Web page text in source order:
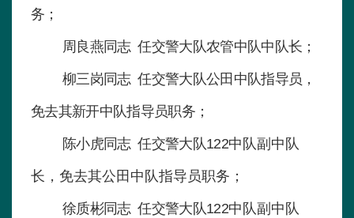
务；
周良燕同志 任交警大队农管中队中队长；
柳三岗同志 任交警大队公田中队指导员，
免去其新开中队指导员职务；
陈小虎同志 任交警大队122中队副中队
长，免去其公田中队指导员职务；
徐质彬同志 任交警大队122中队副中队